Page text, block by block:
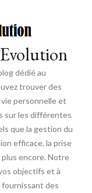
dédié au
trouver des
personnelle et
sur les différentes
que la gestion du
efficace, la prise
encore. Notre
objectifs et à
des